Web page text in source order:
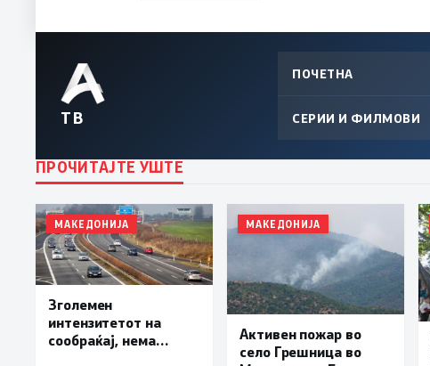
ТВ
ПОЧЕТНА
СЕРИИ И ФИЛМОВИ
ПРОЧИТАЈТЕ УШТЕ
МАКЕДОНИЈА
Зголемен
интензитетот на
сообраќај, нема
МАКЕДОНИЈА
Активен пожар во
село Грешница во